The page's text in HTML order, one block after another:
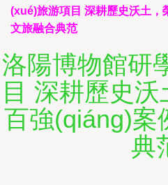
(xué)旅游項目 深耕歷史沃土
文旅融合典范
洛陽博物館研
目 深耕歷史
百強(qiáng)案
典